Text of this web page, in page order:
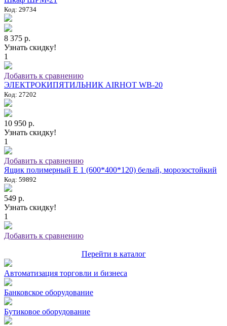
Код: 29734
8 375 р.
Узнать скидку!
1
Добавить к сравнению
ЭЛЕКТРОКИПЯТИЛЬНИК AIRHOT WB-20
Код: 27202
10 950 р.
Узнать скидку!
1
Добавить к сравнению
Ящик полимерный E 1 (600*400*120) белый, морозостойкий
Код: 59892
549 р.
Узнать скидку!
1
Добавить к сравнению
Перейти в каталог
Автоматизация торговли и бизнеса
Банковское оборудование
Бутиковое оборудование